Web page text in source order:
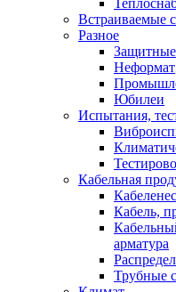
Встраиваемые
Разное
Неформат
Юбилеи
Испытания,
Кабельная
Кабель,
арматура
Трубные